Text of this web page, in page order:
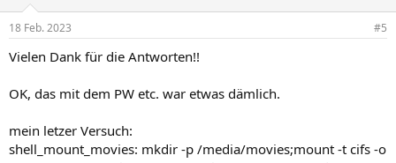
18 Feb. 2023 #5
Vielen Dank für die Antworten!!
OK, das mit dem PW etc. war etwas dämlich.
mein letzer Versuch:
shell_mount_movies: mkdir -p /media/movies;mount -t cifs -o